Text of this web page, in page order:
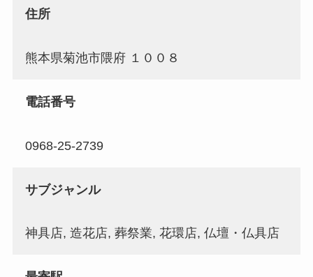
住所
熊本県菊池市隈府 １００８
電話番号
0968-25-2739
サブジャンル
神具店, 造花店, 葬祭業, 花環店, 仏壇・仏具店